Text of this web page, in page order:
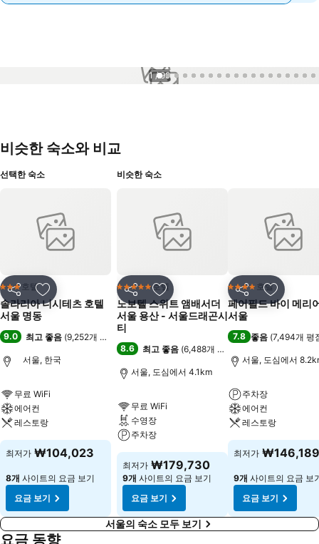
1 / 99
비슷한 숙소와 비교
선택한 숙소
공유 즐겨찾기에 추가
3 성급호텔
솔라리아 니시테츠 호텔
서울 명동
9.0 최고 좋음 (9,252개 평점
서울, 한국
무료 WiFi
에어컨
레스토랑
최저가 ₩104,023
8개 사이트의 요금 보기
요금 보기
비슷한 숙소
공유 즐겨찾기에 추가
5 성급 호텔
노보텔 스위트 앰배서더
서울 용산 - 서울드래곤시
티
8.6 최고 좋음 (6,488개 평점
서울, 도심에서 4.1km
무료 WiFi
수영장
주차장
최저가 ₩179,730
9개 사이트의 요금 보기
요금 보기
공유 즐겨찾기
4 성급 호텔
페어필드 바이 메리
서울
7.8 좋음 (7,494개 평
서울, 도심에서
주차장
에어컨
레스토랑
최저가 ₩146,189
9개 사이트의 요금 보
요금 보기
서울의 숙소 모두 보기
요금 동향